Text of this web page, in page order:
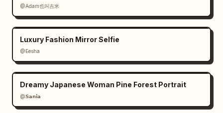
@Adam也叫吉米
Luxury Fashion Mirror Selfie
@Eesha
Dreamy Japanese Woman Pine Forest Portrait
@𝗦𝗮𝗻𝗶𝗮